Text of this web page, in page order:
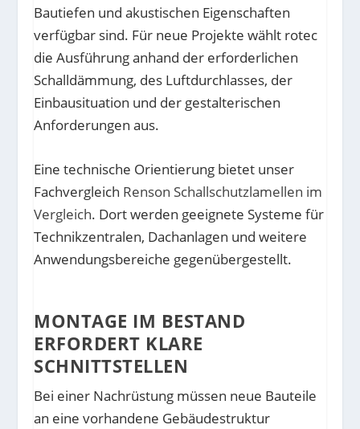
Bautiefen und akustischen Eigenschaften
verfügbar sind. Für neue Projekte wählt rotec
die Ausführung anhand der erforderlichen
Schalldämmung, des Luftdurchlasses, der
Einbausituation und der gestalterischen
Anforderungen aus.
Eine technische Orientierung bietet unser
Fachvergleich Renson Schallschutzlamellen im
Vergleich. Dort werden geeignete Systeme für
Technikzentralen, Dachanlagen und weitere
Anwendungsbereiche gegenübergestellt.
MONTAGE IM BESTAND
ERFORDERT KLARE
SCHNITTSTELLEN
Bei einer Nachrüstung müssen neue Bauteile
an eine vorhandene Gebäudestruktur